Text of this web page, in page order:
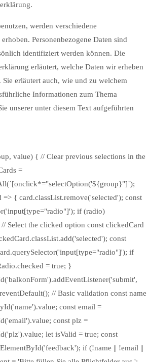
werden verschiedene
Personenbezogene Daten sind
identifiziert werden können. Die
erläutert, welche Daten wir erheben
erläutert auch, wie und zu welchem
Informationen zum Thema
unserer unter diesem Text aufgeführten
value) { // Clear previous selections in the
=
{ card.classList.remove('selected'); const
if (radio)
Select the clicked option const clickedCard
const
if
= true; }
// Basic validation const name
const email =
const plz =
let isValid = true; const
if (!name || !email ||